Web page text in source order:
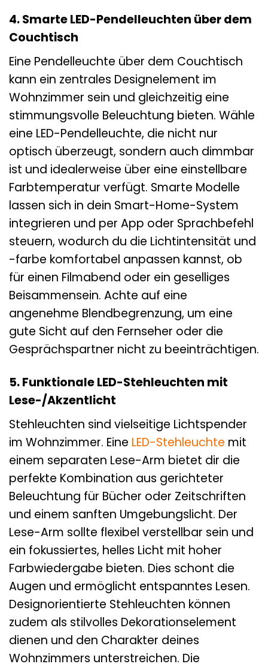
4. Smarte LED-Pendelleuchten über dem
Couchtisch
Eine Pendelleuchte über dem Couchtisch
kann ein zentrales Designelement im
Wohnzimmer sein und gleichzeitig eine
stimmungsvolle Beleuchtung bieten. Wähle
eine LED-Pendelleuchte, die nicht nur
optisch überzeugt, sondern auch dimmbar
ist und idealerweise über eine einstellbare
Farbtemperatur verfügt. Smarte Modelle
lassen sich in dein Smart-Home-System
integrieren und per App oder Sprachbefehl
steuern, wodurch du die Lichtintensität und
-farbe komfortabel anpassen kannst, ob
für einen Filmabend oder ein geselliges
Beisammensein. Achte auf eine
angenehme Blendbegrenzung, um eine
gute Sicht auf den Fernseher oder die
Gesprächspartner nicht zu beeinträchtigen.
5. Funktionale LED-Stehleuchten mit
Lese-/Akzentlicht
Stehleuchten sind vielseitige Lichtspender
im Wohnzimmer. Eine LED-Stehleuchte mit
einem separaten Lese-Arm bietet dir die
perfekte Kombination aus gerichteter
Beleuchtung für Bücher oder Zeitschriften
und einem sanften Umgebungslicht. Der
Lese-Arm sollte flexibel verstellbar sein und
ein fokussiertes, helles Licht mit hoher
Farbwiedergabe bieten. Dies schont die
Augen und ermöglicht entspanntes Lesen.
Designorientierte Stehleuchten können
zudem als stilvolles Dekorationselement
dienen und den Charakter deines
Wohnzimmers unterstreichen. Die